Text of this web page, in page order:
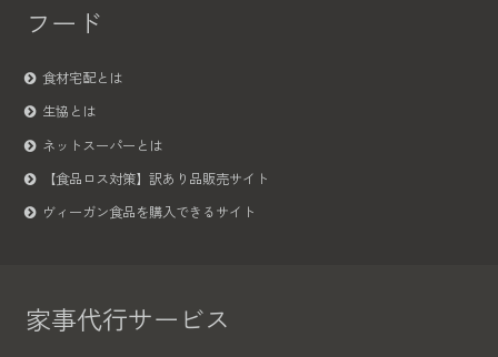
フード
食材宅配とは
生協とは
ネットスーパーとは
【食品ロス対策】訳あり品販売サイト
ヴィーガン食品を購入できるサイト
家事代行サービス